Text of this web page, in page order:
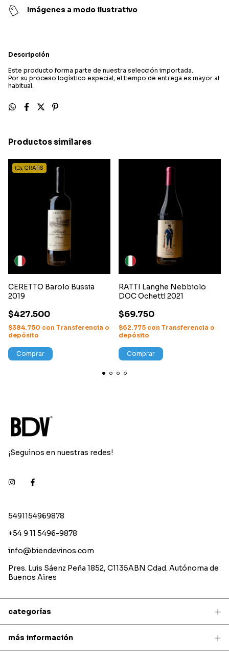
Imágenes a modo ilustrativo
Descripción
Este producto forma parte de nuestra selección importada.
Por su proceso logístico especial, el tiempo de entrega es mayor al
habitual.
Productos similares
GRATIS
CERETTO Barolo Bussia
2019
$427.500
$384.750 con Transferencia o
depósito
Comprar
RATTI Langhe Nebbiolo
DOC Ochetti 2021
$69.750
$62.775 con Transferencia o
depósito
Comprar
¡Seguinos en nuestras redes!
5491154969878
+54 9 11 5496-9878
info@biendevinos.com
Pres. Luis Sáenz Peña 1852, C1135ABN Cdad. Autónoma de
Buenos Aires
categorías
más información